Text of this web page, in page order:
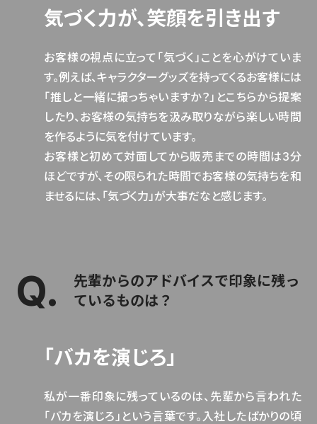
気づく力が、笑顔を引き出す
お客様の視点に立って「気づく」ことを心がけていま
す。例えば、キャラクターグッズを持ってくるお客様には
「推しと一緒に撮っちゃいますか？」とこちらから提案
したり、お客様の気持ちを汲み取りながら楽しい時間
を作るように気を付けています。
お客様と初めて対面してから販売までの時間は3分
ほどですが、その限られた時間でお客様の気持ちを和
ませるには、「気づく力」が大事だなと感じます。
先輩からのアドバイスで印象に残っ
ているものは？
「バカを演じろ」
私が一番印象に残っているのは、先輩から言われた
「バカを演じろ」という言葉です。入社したばかりの頃